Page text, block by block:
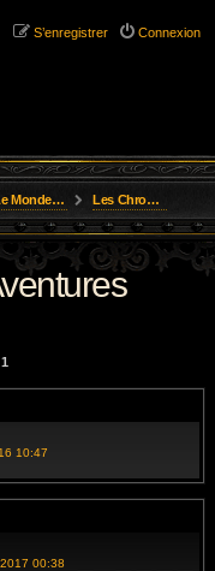
Connexion
S’enregistrer
Monde D'Osgild Les Chroniques des Aventures
1
10:47
00:38